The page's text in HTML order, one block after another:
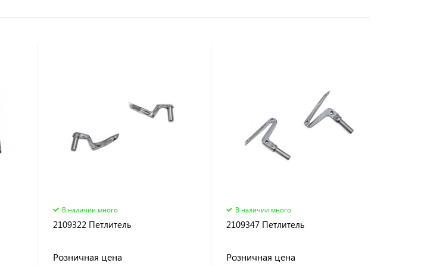
В наличии много
2109322 Петлитель
Розничная цена
В наличии много
2109347 Петлитель
Розничная цена